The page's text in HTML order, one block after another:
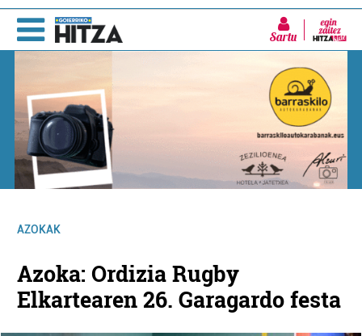
Sartu
AZOKAK
Azoka: Ordizia Rugby
Elkartearen 26. Garagardo festa